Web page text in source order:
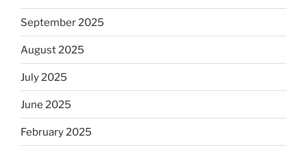
September 2025
August 2025
July 2025
June 2025
February 2025